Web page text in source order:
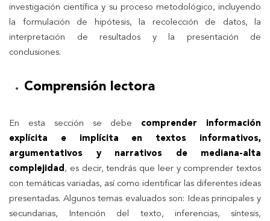
investigación científica y su proceso metodológico, incluyendo
la formulación de hipótesis, la recolección de datos, la
interpretación de resultados y la presentación de
conclusiones.
Comprensión lectora
En esta sección se debe comprender información
explícita e implícita en textos informativos,
argumentativos y narrativos de mediana-alta
complejidad , es decir, tendrás que leer y comprender textos
con temáticas variadas, así como identificar las diferentes ideas
presentadas. Algunos temas evaluados son: Ideas principales y
secundarias, Intención del texto, inferencias, síntesis,